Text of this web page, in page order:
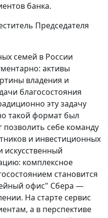
банка.
Председателя
семей в России
активы
владения и
благосостояния
эту задачу
такой формат был
себе команду
и инвестиционных
искусственный
комплексное
становится
офис" Сбера —
На старте сервис
а в перспективе